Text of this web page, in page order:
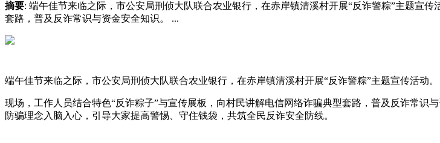
摘要: 端午佳节来临之际，市公安局刑侦大队联合农业银行，在赤岸镇清溪村开展“反诈警粽”主题宣
套路，普及反诈常识与资金安全知识。 ...
端午佳节来临之际，市公安局刑侦大队联合农业银行，在赤岸镇清溪村开展“反诈警粽”主题宣传活动。
现场，工作人员结合特色“反诈粽子”与宣传展板，向村民讲解电信网络诈骗典型套路，普及反诈常
防骗理念入脑入心，引导大家提高警惕、守住钱袋，共筑全民反诈安全防线。